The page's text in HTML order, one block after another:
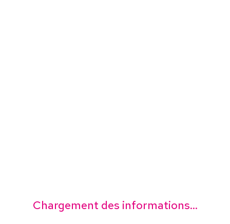
Chargement des informations...